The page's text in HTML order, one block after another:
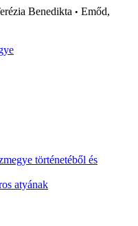
Benedikta • Emőd,
történetéből és
atyának